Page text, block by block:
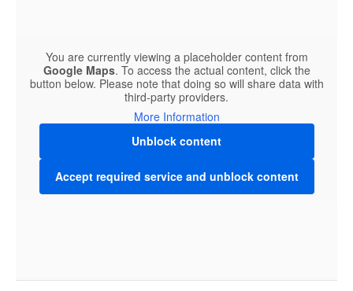
VENUE
You are currently viewing a placeholder content from
Google Maps. To access the actual content, click the
button below. Please note that doing so will share data with
third-party providers.
More Information
Unblock content
Accept required service and unblock content